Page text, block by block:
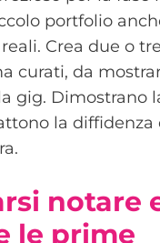
portfolio
Crea due o
curati, da
gig. Dimostrano
la diffidenza
notare
le prime